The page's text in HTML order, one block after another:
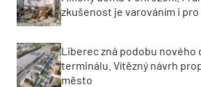
zkušenost je varováním i pro
Liberec zná podobu nového
terminálu. Vítězný návrh
město